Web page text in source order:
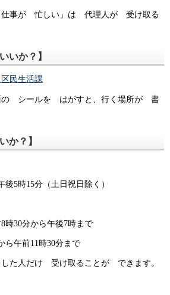
事が 忙しい」は 代理人が 受け取る
いか？】
民生活課
の シールを はがすと、行く場所が 書
か？】
後5時15分（土日祝日除く）
時30分から午後7時まで
ら午前11時30分まで
た人だけ 受け取ることが できます。